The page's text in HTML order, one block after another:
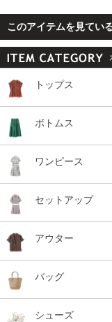
このアイテムを見てい
トップス
ボトムス
ワンピース
セットアップ
アウター
バッグ
シューズ